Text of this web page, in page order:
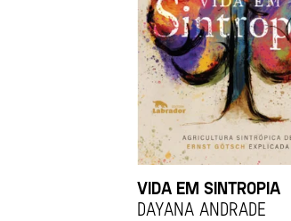
VIDA EM SINTROPIA
Dayana Andrade